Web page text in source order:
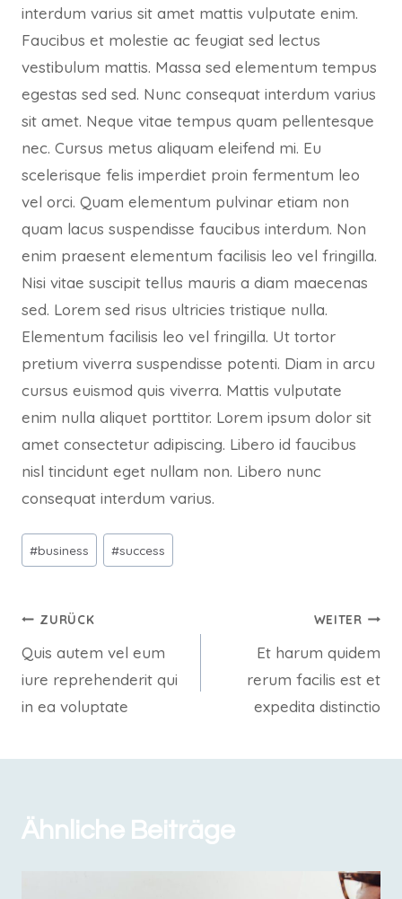
interdum varius sit amet mattis vulputate enim.
Faucibus et molestie ac feugiat sed lectus
vestibulum mattis. Massa sed elementum tempus
egestas sed sed. Nunc consequat interdum varius
sit amet. Neque vitae tempus quam pellentesque
nec. Cursus metus aliquam eleifend mi. Eu
scelerisque felis imperdiet proin fermentum leo
vel orci. Quam elementum pulvinar etiam non
quam lacus suspendisse faucibus interdum. Non
enim praesent elementum facilisis leo vel fringilla.
Nisi vitae suscipit tellus mauris a diam maecenas
sed. Lorem sed risus ultricies tristique nulla.
Elementum facilisis leo vel fringilla. Ut tortor
pretium viverra suspendisse potenti. Diam in arcu
cursus euismod quis viverra. Mattis vulputate
enim nulla aliquet porttitor. Lorem ipsum dolor sit
amet consectetur adipiscing. Libero id faucibus
nisl tincidunt eget nullam non. Libero nunc
consequat interdum varius.
Schlagworte:
#business #success
Beitragsnavigation
ZURÜCK
Quis autem vel eum
iure reprehenderit qui
in ea voluptate
WEITER
Et harum quidem
rerum facilis est et
expedita distinctio
Ähnliche Beiträge